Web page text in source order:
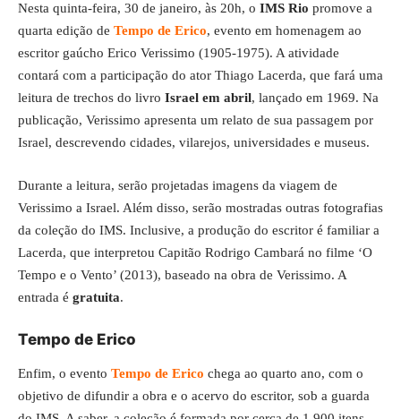
Nesta quinta-feira, 30 de janeiro, às 20h, o IMS Rio promove a
quarta edição de Tempo de Erico, evento em homenagem ao
escritor gaúcho Erico Verissimo (1905-1975). A atividade
contará com a participação do ator Thiago Lacerda, que fará uma
leitura de trechos do livro Israel em abril, lançado em 1969. Na
publicação, Verissimo apresenta um relato de sua passagem por
Israel, descrevendo cidades, vilarejos, universidades e museus.
Durante a leitura, serão projetadas imagens da viagem de
Verissimo a Israel. Além disso, serão mostradas outras fotografias
da coleção do IMS. Inclusive, a produção do escritor é familiar a
Lacerda, que interpretou Capitão Rodrigo Cambará no filme ‘O
Tempo e o Vento’ (2013), baseado na obra de Verissimo. A
entrada é gratuita.
Tempo de Erico
Enfim, o evento Tempo de Erico chega ao quarto ano, com o
objetivo de difundir a obra e o acervo do escritor, sob a guarda